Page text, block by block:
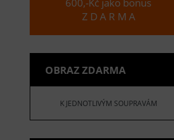
Z D A R M A
OBRAZ ZDARMA
K JEDNOTLIVÝM SOUPRAVÁM